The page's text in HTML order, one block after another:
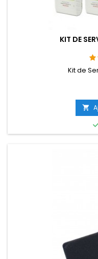
KIT DE
Kit de
